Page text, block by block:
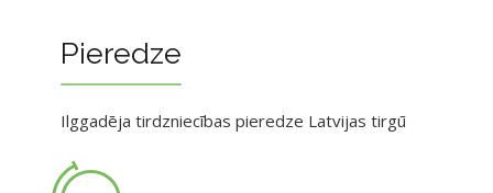
Pieredze
Ilggadēja tirdzniecības pieredze Latvijas tirgū